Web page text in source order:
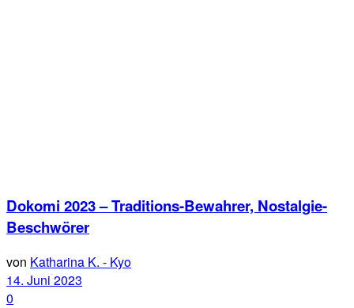
Dokomi 2023 – Traditions-Bewahrer, Nostalgie-
Beschwörer
von Katharina K. - Kyo
14. Juni 2023
0